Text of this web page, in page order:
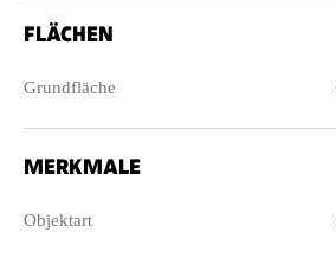
FLÄCHEN
Grundfläche
MERKMALE
Objektart